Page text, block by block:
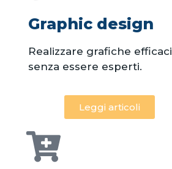
Graphic design
Realizzare grafiche efficaci
senza essere esperti.
Leggi articoli